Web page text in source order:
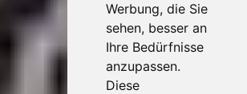
Werbung, die Sie
sehen, besser an
Ihre Bedürfnisse
anzupassen.
Diese